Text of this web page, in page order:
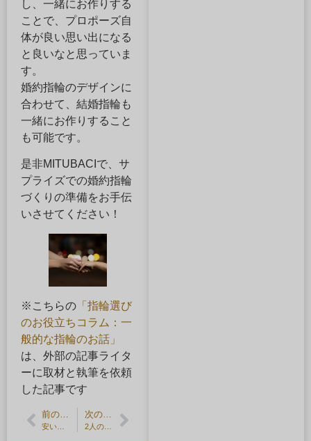
し、一緒にお作りする
ことで、プロポーズ自
体が良い思い出になる
と良いなと思っていま
す。
婚約指輪のデザインに
合わせて、結婚指輪も
一緒にお作りすること
も可能です。
是非MITUBACIで、サ
プライズでの婚約指輪
づくりの準備をお手伝
いさせてください！
※こちらの 「指輪選び
のお役立ちコラム：一
般的な指輪のお話」
は、外部の記事ライタ
ーに取材と執筆を依頼
した記事です
前の記事 次の記事